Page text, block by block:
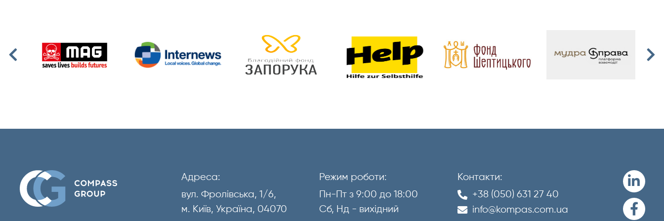
Адреса:
вул. Фролівська, 1/6,
м. Київ, Україна, 04070
Режим роботи:
Пн-Пт з 9:00 до 18:00
Сб, Нд - вихідний
Контакти:
+38 (050) 631 27 40
info@kompas.com.ua